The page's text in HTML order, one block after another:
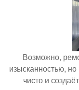
Возможно,
изысканностью,
чисто и